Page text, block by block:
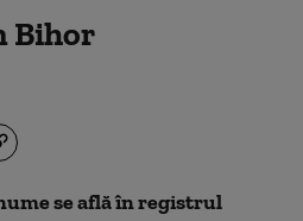
Bihor
se află în registrul